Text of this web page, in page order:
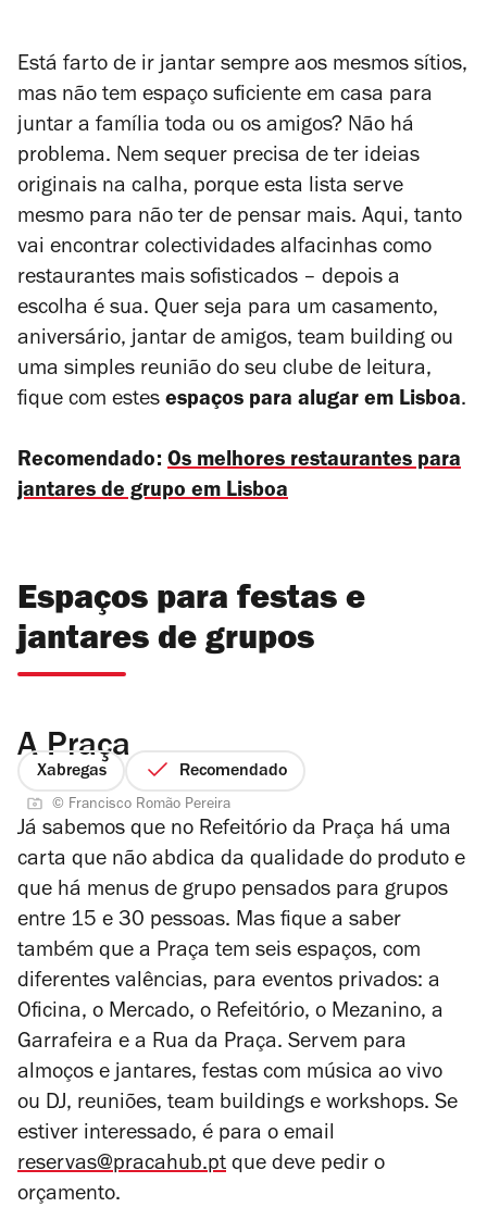
Está farto de ir jantar sempre aos mesmos sítios,
mas não tem espaço suficiente em casa para
juntar a família toda ou os amigos? Não há
problema. Nem sequer precisa de ter ideias
originais na calha, porque esta lista serve
mesmo para não ter de pensar mais. Aqui, tanto
vai encontrar colectividades alfacinhas como
restaurantes mais sofisticados – depois a
escolha é sua. Quer seja para um casamento,
aniversário, jantar de amigos, team building ou
uma simples reunião do seu clube de leitura,
fique com estes espaços para alugar em Lisboa.
Recomendado: Os melhores restaurantes para
jantares de grupo em Lisboa
Espaços para festas e
jantares de grupos
A Praça
Xabregas Recomendado
© Francisco Romão Pereira
Já sabemos que no Refeitório da Praça há uma
carta que não abdica da qualidade do produto e
que há menus de grupo pensados para grupos
entre 15 e 30 pessoas. Mas fique a saber
também que a Praça tem seis espaços, com
diferentes valências, para eventos privados: a
Oficina, o Mercado, o Refeitório, o Mezanino, a
Garrafeira e a Rua da Praça. Servem para
almoços e jantares, festas com música ao vivo
ou DJ, reuniões, team buildings e workshops. Se
estiver interessado, é para o email
reservas@pracahub.pt que deve pedir o
orçamento.